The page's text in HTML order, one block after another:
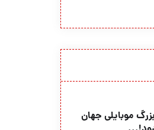
موبایلی جهان